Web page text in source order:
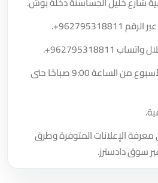
الرقم +962795318811
.
واتساب +962795318811
.
أوقات العمل: جميع أيام الأسبوع من الساعة 9:00 صباحًا حتى
الإعلانات المتوفرة وطرق
سوق دادسترز.